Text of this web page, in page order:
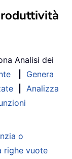
Analisi dei
Genera
Analizza
o
righe vuote